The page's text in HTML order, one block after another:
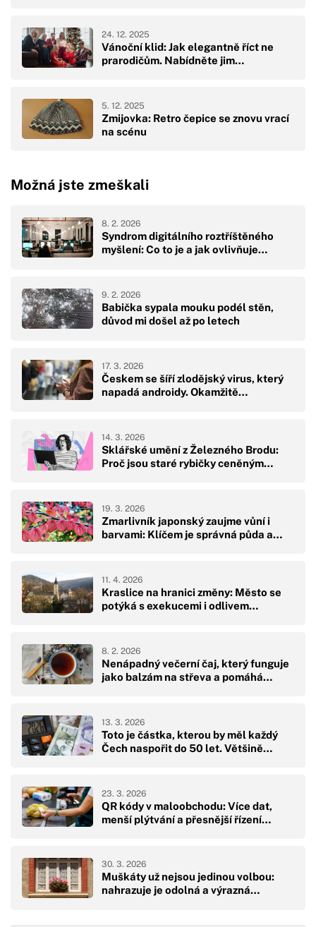
Vánoční klid: Jak elegantně říct ne
prarodičům. Nabídněte jim…
24. 12. 2025
Zmijovka: Retro čepice se znovu vrací
na scénu
5. 12. 2025
Možná jste zmeškali
Syndrom digitálního roztříštěného
myšlení: Co to je a jak ovlivňuje…
8. 2. 2026
Babička sypala mouku podél stěn,
důvod mi došel až po letech
9. 2. 2026
Českem se šíří zlodějský virus, který
napadá androidy. Okamžitě…
17. 3. 2026
Sklářské umění z Železného Brodu:
Proč jsou staré rybičky ceněným…
14. 3. 2026
Zmarlivník japonský zaujme vůní i
barvami: Klíčem je správná půda a…
19. 3. 2026
Kraslice na hranici změny: Město se
potýká s exekucemi i odlivem…
11. 4. 2026
Nenápadný večerní čaj, který funguje
jako balzám na střeva a pomáhá…
8. 2. 2026
Toto je částka, kterou by měl každý
Čech naspořit do 50 let. Většině…
13. 3. 2026
QR kódy v maloobchodu: Více dat,
menší plýtvání a přesnější řízení…
23. 3. 2026
Muškáty už nejsou jedinou volbou:
nahrazuje je odolná a výrazná…
30. 3. 2026